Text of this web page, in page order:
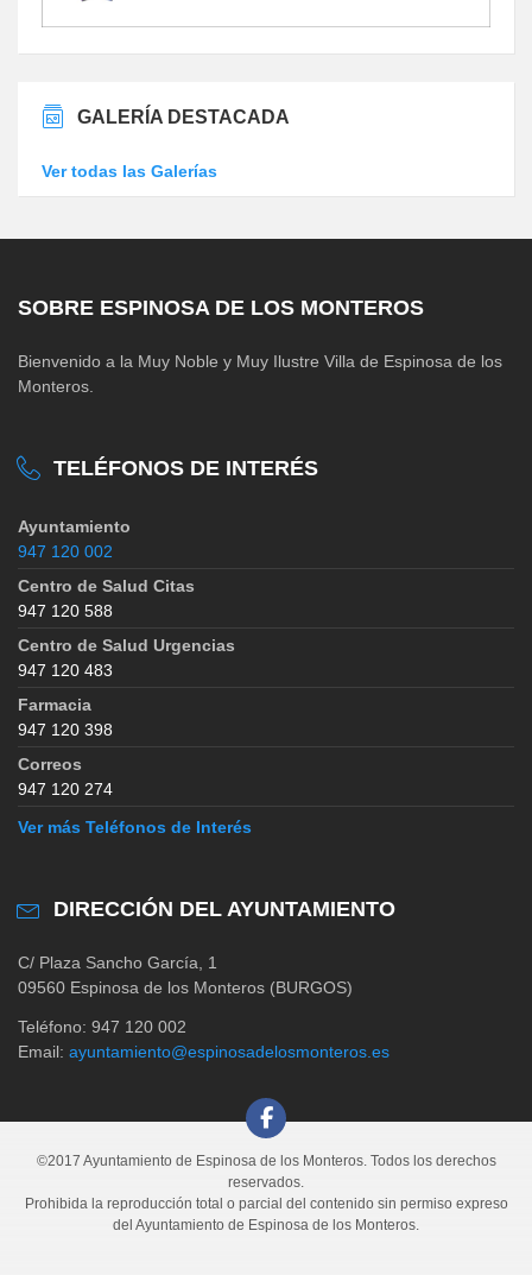
GALERÍA DESTACADA
Ver todas las Galerías
SOBRE ESPINOSA DE LOS MONTEROS
Bienvenido a la Muy Noble y Muy Ilustre Villa de Espinosa de los
Monteros.
TELÉFONOS DE INTERÉS
Ayuntamiento
947 120 002
Centro de Salud Citas
947 120 588
Centro de Salud Urgencias
947 120 483
Farmacia
947 120 398
Correos
947 120 274
Ver más Teléfonos de Interés
DIRECCIÓN DEL AYUNTAMIENTO
C/ Plaza Sancho García, 1
09560 Espinosa de los Monteros (BURGOS)
Teléfono: 947 120 002
Email: ayuntamiento@espinosadelosmonteros.es
©2017 Ayuntamiento de Espinosa de los Monteros. Todos los derechos
reservados.
Prohibida la reproducción total o parcial del contenido sin permiso expreso
del Ayuntamiento de Espinosa de los Monteros.